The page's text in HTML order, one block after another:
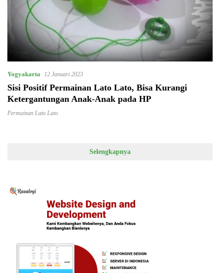
Yogyakarta 12 Januari 2023
Sisi Positif Permainan Lato Lato, Bisa Kurangi
Ketergantungan Anak-Anak pada HP
Permainan Lato Lato
Selengkapnya